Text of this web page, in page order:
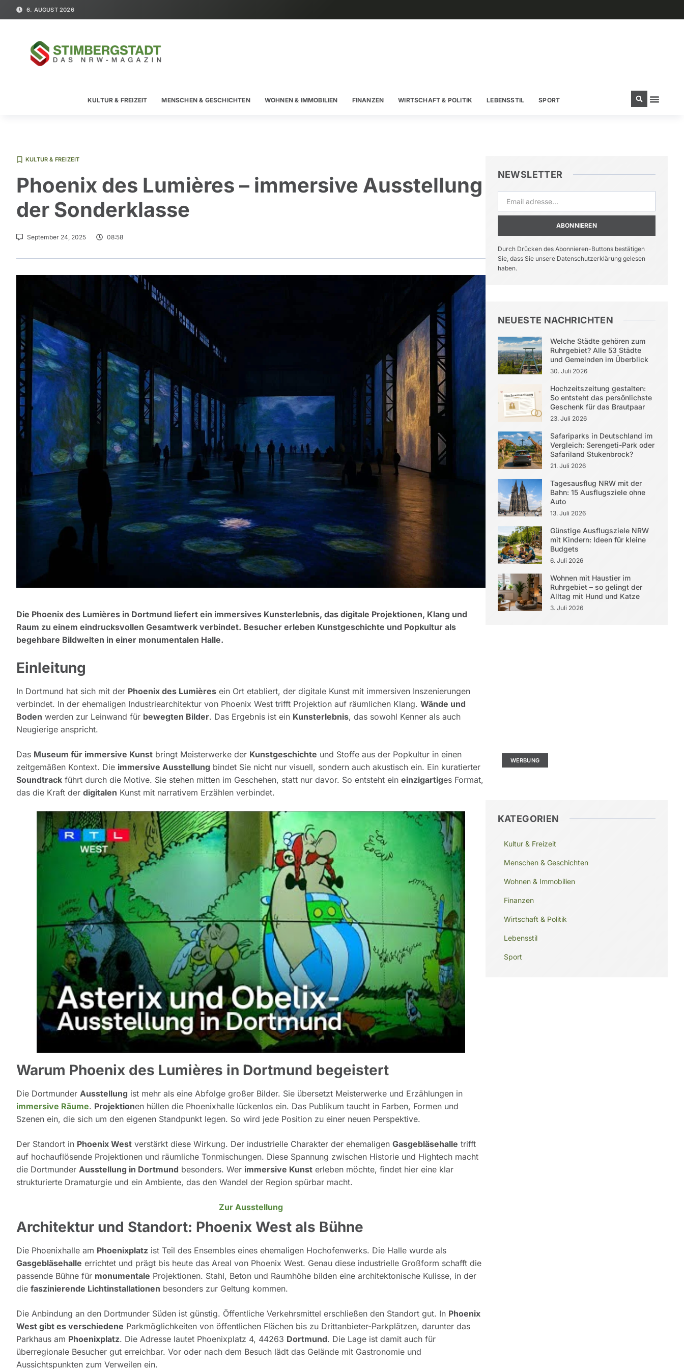
6. AUGUST 2026
KULTUR & FREIZEIT MENSCHEN & GESCHICHTEN WOHNEN & IMMOBILIEN FINANZEN WIRTSCHAFT & POLITIK LEBENSSTIL SPORT
KULTUR & FREIZEIT
Phoenix des Lumières – immersive Ausstellung
der Sonderklasse
September 24, 2025 08:58
Die Phoenix des Lumières in Dortmund liefert ein immersives Kunsterlebnis, das digitale Projektionen, Klang und
Raum zu einem eindrucksvollen Gesamtwerk verbindet. Besucher erleben Kunstgeschichte und Popkultur als
begehbare Bildwelten in einer monumentalen Halle.
Einleitung
In Dortmund hat sich mit der Phoenix des Lumières ein Ort etabliert, der digitale Kunst mit immersiven Inszenierungen
verbindet. In der ehemaligen Industriearchitektur von Phoenix West trifft Projektion auf räumlichen Klang. Wände und
Boden werden zur Leinwand für bewegten Bilder. Das Ergebnis ist ein Kunsterlebnis, das sowohl Kenner als auch
Neugierige anspricht.
Das Museum für immersive Kunst bringt Meisterwerke der Kunstgeschichte und Stoffe aus der Popkultur in einen
zeitgemäßen Kontext. Die immersive Ausstellung bindet Sie nicht nur visuell, sondern auch akustisch ein. Ein kuratierter
Soundtrack führt durch die Motive. Sie stehen mitten im Geschehen, statt nur davor. So entsteht ein einzigartiges Format,
das die Kraft der digitalen Kunst mit narrativem Erzählen verbindet.
Warum Phoenix des Lumières in Dortmund begeistert
Die Dortmunder Ausstellung ist mehr als eine Abfolge großer Bilder. Sie übersetzt Meisterwerke und Erzählungen in
immersive Räume. Projektionen hüllen die Phoenixhalle lückenlos ein. Das Publikum taucht in Farben, Formen und
Szenen ein, die sich um den eigenen Standpunkt legen. So wird jede Position zu einer neuen Perspektive.
Der Standort in Phoenix West verstärkt diese Wirkung. Der industrielle Charakter der ehemaligen Gasgebläsehalle trifft
auf hochauflösende Projektionen und räumliche Tonmischungen. Diese Spannung zwischen Historie und Hightech macht
die Dortmunder Ausstellung in Dortmund besonders. Wer immersive Kunst erleben möchte, findet hier eine klar
strukturierte Dramaturgie und ein Ambiente, das den Wandel der Region spürbar macht.
Zur Ausstellung
Architektur und Standort: Phoenix West als Bühne
Die Phoenixhalle am Phoenixplatz ist Teil des Ensembles eines ehemaligen Hochofenwerks. Die Halle wurde als
Gasgebläsehalle errichtet und prägt bis heute das Areal von Phoenix West. Genau diese industrielle Großform schafft die
passende Bühne für monumentale Projektionen. Stahl, Beton und Raumhöhe bilden eine architektonische Kulisse, in der
die faszinierende Lichtinstallationen besonders zur Geltung kommen.
Die Anbindung an den Dortmunder Süden ist günstig. Öffentliche Verkehrsmittel erschließen den Standort gut. In Phoenix
West gibt es verschiedene Parkmöglichkeiten von öffentlichen Flächen bis zu Drittanbieter-Parkplätzen, darunter das
Parkhaus am Phoenixplatz. Die Adresse lautet Phoenixplatz 4, 44263 Dortmund. Die Lage ist damit auch für
überregionale Besucher gut erreichbar. Vor oder nach dem Besuch lädt das Gelände mit Gastronomie und
Aussichtspunkten zum Verweilen ein.
NEWSLETTER
ABONNIEREN
Durch Drücken des Abonnieren-Buttons bestätigen
Sie, dass Sie unsere Datenschutzerklärung gelesen
haben.
NEUESTE NACHRICHTEN
Welche Städte gehören zum
Ruhrgebiet? Alle 53 Städte
und Gemeinden im Überblick
30. Juli 2026
Hochzeitszeitung gestalten:
So entsteht das persönlichste
Geschenk für das Brautpaar
23. Juli 2026
Safariparks in Deutschland im
Vergleich: Serengeti-Park oder
Safariland Stukenbrock?
21. Juli 2026
Tagesausflug NRW mit der
Bahn: 15 Ausflugsziele ohne
Auto
13. Juli 2026
Günstige Ausflugsziele NRW
mit Kindern: Ideen für kleine
Budgets
6. Juli 2026
Wohnen mit Haustier im
Ruhrgebiet – so gelingt der
Alltag mit Hund und Katze
3. Juli 2026
WERBUNG
KATEGORIEN
Kultur & Freizeit
Menschen & Geschichten
Wohnen & Immobilien
Finanzen
Wirtschaft & Politik
Lebensstil
Sport